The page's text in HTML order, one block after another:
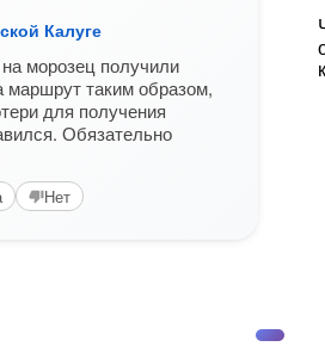
Калуге
морозец получили
маршрут таким образом,
для получения
Обязательно
Нет